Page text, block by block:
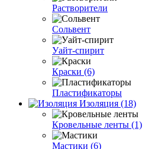
Растворители
Сольвент
Уайт-спирит
Краски (6)
Пластификаторы
Изоляция (18)
Кровельные ленты (1)
Мастики (6)